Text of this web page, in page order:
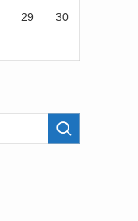
29 30